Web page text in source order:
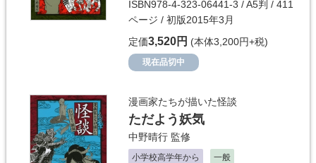
ISBN978-4-323-06441-3 / A5判 / 411
ページ / 初版2015年3月
定価3,520円 (本体3,200円+税)
現在品切中
漫画家たちが描いた怪談
ただよう妖気
中野晴行 監修
小学校高学年から 一般